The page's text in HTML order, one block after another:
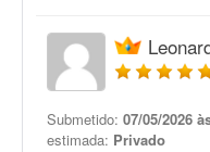
Submetido: 07/05/2026
estimada: Privado